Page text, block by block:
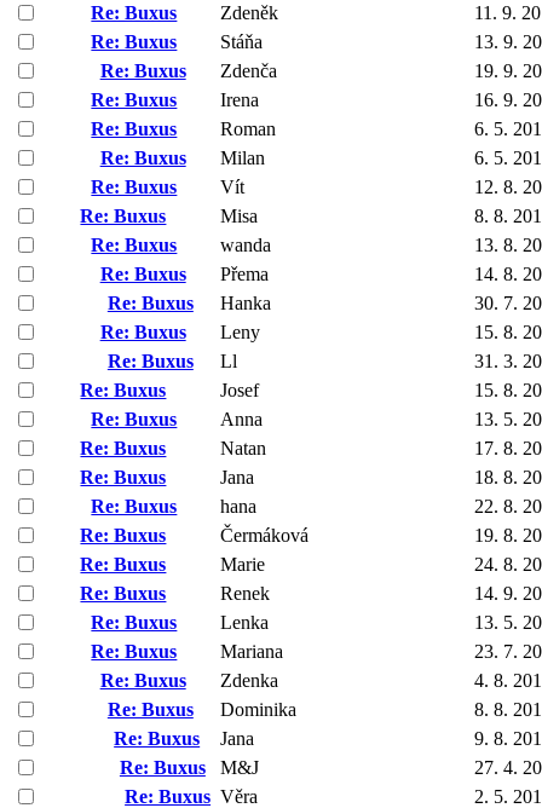
Re: Buxus
Zdeněk
11. 9.
Re: Buxus
Stáňa
13. 9.
Re: Buxus
Zdenča
19. 9.
Re: Buxus
Irena
16. 9.
Re: Buxus
Roman
6. 5.
Re: Buxus
Milan
6. 5.
Re: Buxus
Vít
12. 8.
Re: Buxus
Misa
8. 8.
Re: Buxus
wanda
13. 8.
Re: Buxus
Přema
14. 8.
Re: Buxus
Hanka
30. 7.
Re: Buxus
Leny
15. 8.
Re: Buxus
Ll
31. 3.
Re: Buxus
Josef
15. 8.
Re: Buxus
Anna
13. 5.
Re: Buxus
Natan
17. 8.
Re: Buxus
Jana
18. 8.
Re: Buxus
hana
22. 8.
Re: Buxus
Čermáková
19. 8.
Re: Buxus
Marie
24. 8.
Re: Buxus
Renek
14. 9.
Re: Buxus
Lenka
13. 5.
Re: Buxus
Mariana
23. 7.
Re: Buxus
Zdenka
4. 8.
Re: Buxus
Dominika
8. 8.
Re: Buxus
Jana
9. 8.
Re: Buxus
M&J
27. 4.
Re: Buxus Věra
2. 5.